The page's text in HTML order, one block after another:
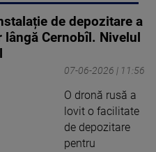
de depozitare a
Cernobîl. Nivelul
07-06-2026 | 11:56
O dronă rusă a
lovit o facilitate
de depozitare
pentru